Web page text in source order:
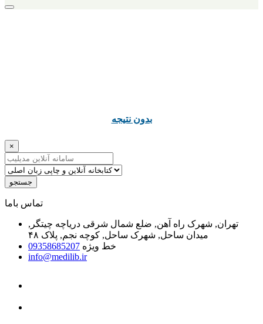
ﺑﺪﻭﻥ ﻧﺘﯿﺠﻪ
×
جستجو
ﺗﻤﺎﺱ ﺑﺎﻣﺎ
تهران, شهرک راه آهن, ضلع شمال شرقی دریاچه چیتگر,
میدان ساحل, شهرک ساحل, کوچه نجم, پلاک ۴۸
خط ویژه 09358685207
info@medilib.ir